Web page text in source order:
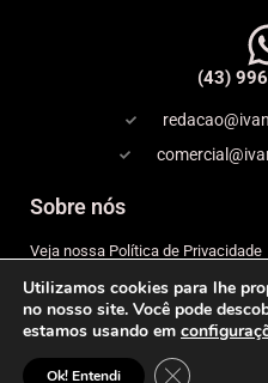
(43)
Sobre nós
Veja nossa Política de Privacidade
Copyright
Expediente
© 2026 IVAN MALDONADO
Utilizamos cookies para lhe
no nosso site. Você pode
estamos usando em
Ok! Entendi Close GDPR